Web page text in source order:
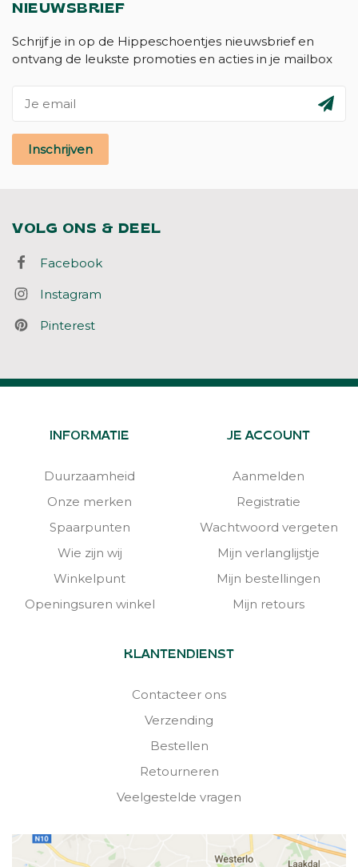
NIEUWSBRIEF
Schrijf je in op de Hippeschoentjes nieuwsbrief en
ontvang de leukste promoties en acties in je mailbox
Inschrijven
VOLG ONS & DEEL
Facebook
Instagram
Pinterest
INFORMATIE
Duurzaamheid
Onze merken
Spaarpunten
Wie zijn wij
Winkelpunt
Openingsuren winkel
JE ACCOUNT
Aanmelden
Registratie
Wachtwoord vergeten
Mijn verlanglijstje
Mijn bestellingen
Mijn retours
KLANTENDIENST
Contacteer ons
Verzending
Bestellen
Retourneren
Veelgestelde vragen